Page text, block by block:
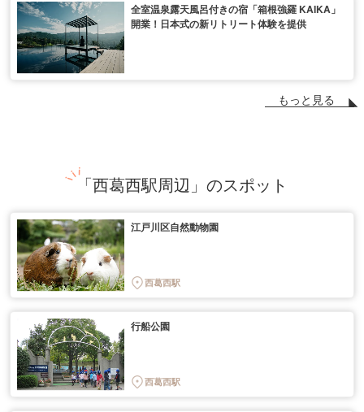
全室温泉露天風呂付きの宿「箱根強羅 KAIKA」
開業！日本式の新リトリート体験を提供
もっと見る
「西葛西駅周辺」のスポット
江戸川区自然動物園
西葛西駅
行船公園
西葛西駅